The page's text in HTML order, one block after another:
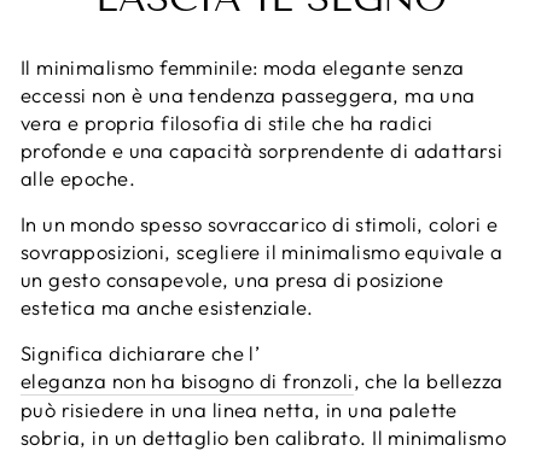
Il minimalismo femminile: moda elegante senza
eccessi non è una tendenza passeggera, ma una
vera e propria filosofia di stile che ha radici
profonde e una capacità sorprendente di adattarsi
alle epoche.
In un mondo spesso sovraccarico di stimoli, colori e
sovrapposizioni, scegliere il minimalismo equivale a
un gesto consapevole, una presa di posizione
estetica ma anche esistenziale.
Significa dichiarare che l’
eleganza non ha bisogno di fronzoli, che la bellezza
può risiedere in una linea netta, in una palette
sobria, in un dettaglio ben calibrato. Il minimalismo